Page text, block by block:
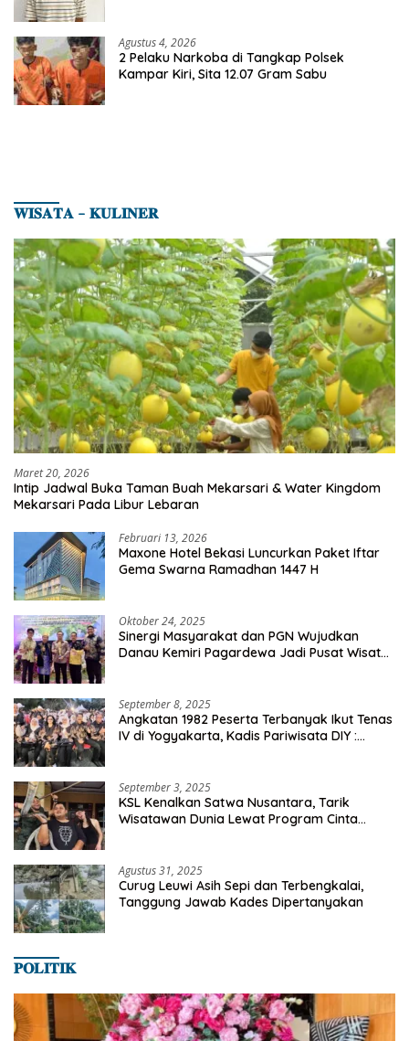
Agustus 4, 2026
2 Pelaku Narkoba di Tangkap Polsek
Kampar Kiri, Sita 12.07 Gram Sabu
𝐖𝐈𝐒𝐀𝐓𝐀 – 𝐊𝐔𝐋𝐈𝐍𝐄𝐑
Maret 20, 2026
Intip Jadwal Buka Taman Buah Mekarsari & Water Kingdom
Mekarsari Pada Libur Lebaran
Februari 13, 2026
Maxone Hotel Bekasi Luncurkan Paket Iftar
Gema Swarna Ramadhan 1447 H
Oktober 24, 2025
Sinergi Masyarakat dan PGN Wujudkan
Danau Kemiri Pagardewa Jadi Pusat Wisata
September 8, 2025
Angkatan 1982 Peserta Terbanyak Ikut Tenas
IV di Yogyakarta, Kadis Pariwisata DIY :
September 3, 2025
KSL Kenalkan Satwa Nusantara, Tarik
Wisatawan Dunia Lewat Program Cinta
Agustus 31, 2025
Curug Leuwi Asih Sepi dan Terbengkalai,
Tanggung Jawab Kades Dipertanyakan
𝐏𝐎𝐋𝐈𝐓𝐈𝐊